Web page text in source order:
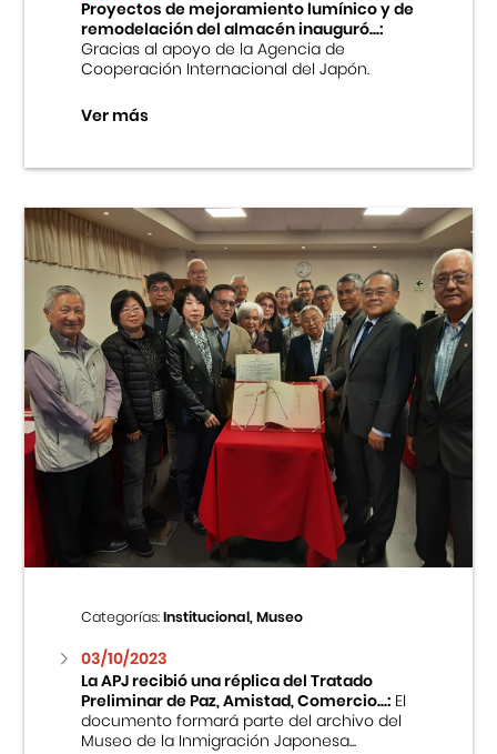
Proyectos de mejoramiento lumínico y de
remodelación del almacén inauguró...:
Gracias al apoyo de la Agencia de
Cooperación Internacional del Japón.
Ver más
Categorías:Institucional, Museo
03/10/2023
La APJ recibió una réplica del Tratado
Preliminar de Paz, Amistad, Comercio...:El
documento formará parte del archivo del
Museo de la Inmigración Japonesa...